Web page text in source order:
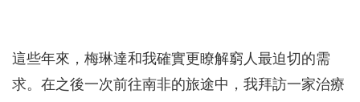
這些年來，梅琳達和我確實更瞭解窮人最迫切的需
求。在之後一次前往南非的旅途中，我拜訪一家治療